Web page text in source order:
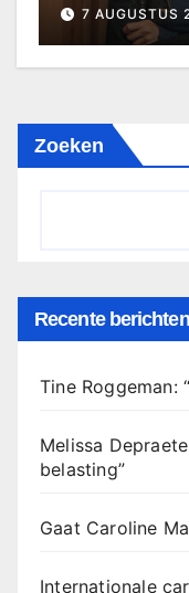
7 AUGUSTUS
Zoeken
Recente berichten
Tine Roggeman:
Melissa
belasting”
Gaat Caroline
Internationale